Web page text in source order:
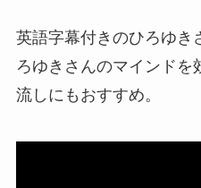
英語字幕付きのひろゆき
ろゆきさんのマインドを
流しにもおすすめ。